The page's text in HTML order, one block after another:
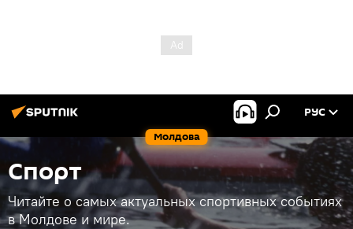
Молдова
РУС
Спорт
Читайте о самых актуальных спортивных событиях
в Молдове и мире.